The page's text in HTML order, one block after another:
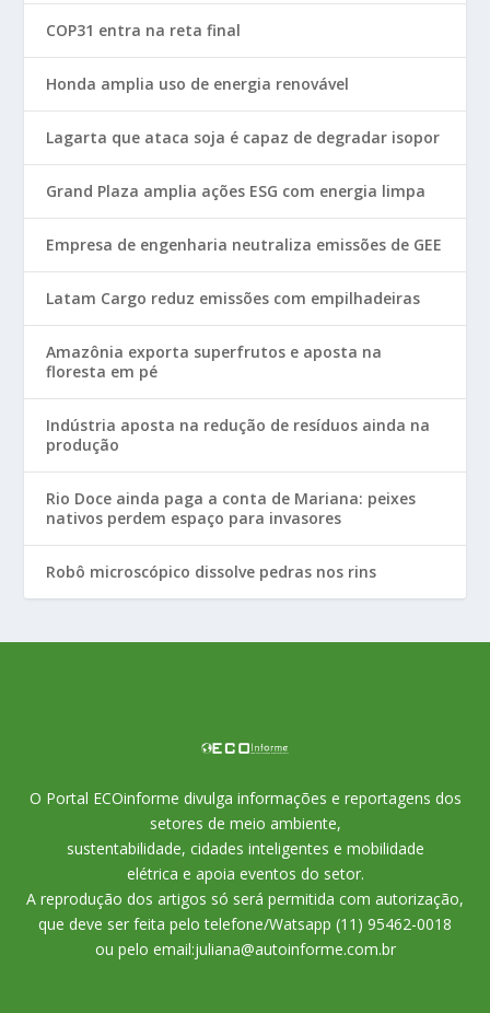
COP31 entra na reta final
Honda amplia uso de energia renovável
Lagarta que ataca soja é capaz de degradar isopor
Grand Plaza amplia ações ESG com energia limpa
Empresa de engenharia neutraliza emissões de GEE
Latam Cargo reduz emissões com empilhadeiras
Amazônia exporta superfrutos e aposta na
floresta em pé
Indústria aposta na redução de resíduos ainda na
produção
Rio Doce ainda paga a conta de Mariana: peixes
nativos perdem espaço para invasores
Robô microscópico dissolve pedras nos rins
O Portal ECOinforme divulga informações e reportagens dos
setores de meio ambiente,
sustentabilidade, cidades inteligentes e mobilidade
elétrica e apoia eventos do setor.
A reprodução dos artigos só será permitida com autorização,
que deve ser feita pelo telefone/Watsapp (11) 95462-0018
ou pelo email:juliana@autoinforme.com.br